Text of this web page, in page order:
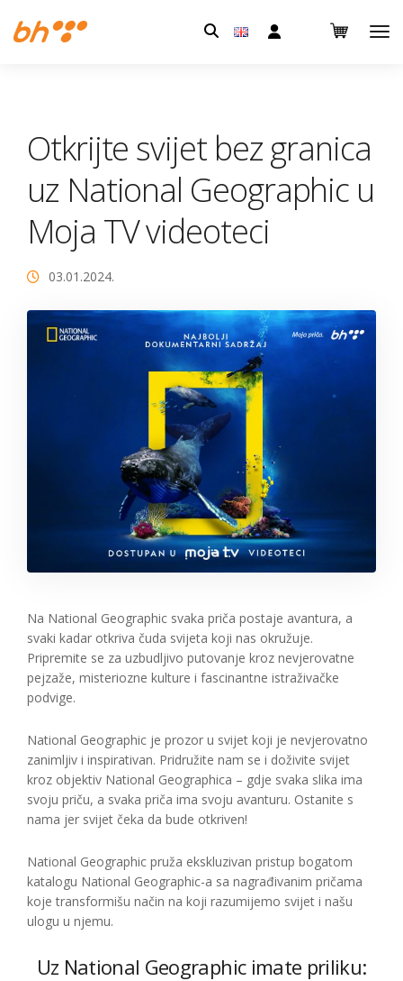
Pretraga:
Otkrijte svijet bez granica
uz National Geographic u
Moja TV videoteci
03.01.2024.
Na National Geographic svaka priča postaje avantura, a
svaki kadar otkriva čuda svijeta koji nas okružuje.
Pripremite se za uzbudljivo putovanje kroz nevjerovatne
pejzaže, misteriozne kulture i fascinantne istraživačke
podvige.
National Geographic je prozor u svijet koji je nevjerovatno
zanimljiv i inspirativan. Pridružite nam se i doživite svijet
kroz objektiv National Geographica – gdje svaka slika ima
svoju priču, a svaka priča ima svoju avanturu. Ostanite s
nama jer svijet čeka da bude otkriven!
National Geographic pruža ekskluzivan pristup bogatom
katalogu National Geographic-a sa nagrađivanim pričama
koje transformišu način na koji razumijemo svijet i našu
ulogu u njemu.
Uz National Geographic imate priliku: